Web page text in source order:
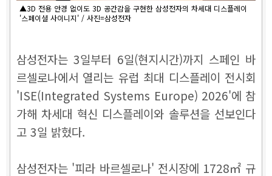
▲3D 전용 안경 없이도 3D 공간감을 구현한 삼성전자의 차세대 디스플레이
'스페이셜 사이니지' / 사진=삼성전자
삼성전자는 3일부터 6일(현지시간)까지 스페인 바
르셀로나에서 열리는 유럽 최대 디스플레이 전시회
'ISE(Integrated Systems Europe) 2026'에 참
가해 차세대 혁신 디스플레이와 솔루션을 선보인다
고 3일 밝혔다.
삼성전자는 '피라 바르셀로나' 전시장에 1728㎡ 규